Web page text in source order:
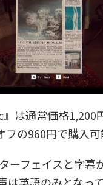
』は通常価格1,200
の960円で購入可
ーフェイスと字幕